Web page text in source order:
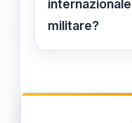
diritti umani
internazionale
militare?
Informazione